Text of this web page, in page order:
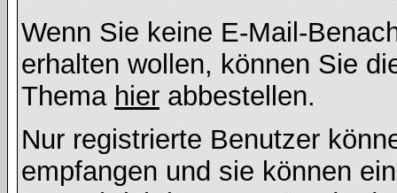
Wenn Sie keine E-Mail-
erhalten wollen, können Sie
Thema hier abbestellen.
Nur registrierte Benutzer
empfangen und sie können